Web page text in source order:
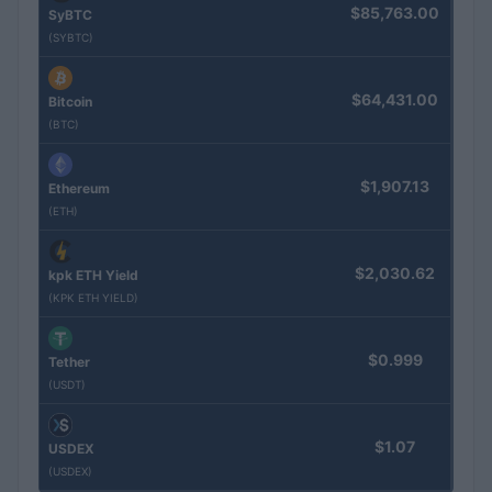
SyBTC
(SYBTC)
$85,763.00
Bitcoin
(BTC)
$64,431.00
Ethereum
(ETH)
$1,907.13
kpk ETH Yield
(KPK ETH YIELD)
$2,030.62
Tether
(USDT)
$0.999
USDEX
(USDEX)
$1.07